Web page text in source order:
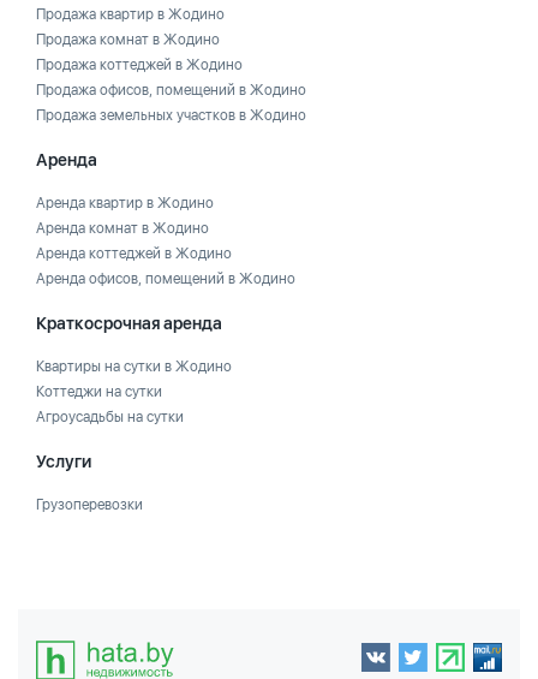
Продажа квартир в Жодино
Продажа комнат в Жодино
Продажа коттеджей в Жодино
Продажа офисов, помещений в Жодино
Продажа земельных участков в Жодино
Аренда
Аренда квартир в Жодино
Аренда комнат в Жодино
Аренда коттеджей в Жодино
Аренда офисов, помещений в Жодино
Краткосрочная аренда
Квартиры на сутки в Жодино
Коттеджи на сутки
Агроусадьбы на сутки
Услуги
Грузоперевозки